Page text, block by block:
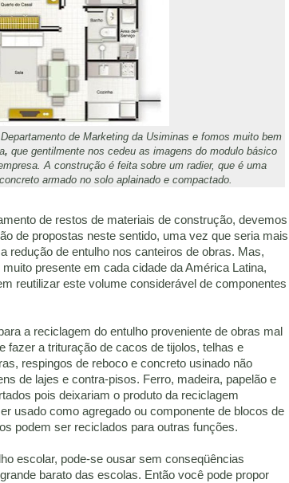
de Marketing da Usiminas e fomos muito bem
, que gentilmente nos cedeu as imagens do modulo básico
A construção é feita sobre um radier, que é uma
armado no solo aplainado e compactado.
de restos de materiais de construção, devemos
de propostas neste sentido, uma vez que seria mais
redução de entulho nos canteiros de obras. Mas,
presente em cada cidade da América Latina,
reutilizar este volume considerável de componentes
a reciclagem do entulho proveniente de obras mal
fazer a trituração de cacos de tijolos, telhas e
respingos de reboco e concreto usinado não
de lajes e contra-pisos. Ferro, madeira, papelão e
pois deixariam o produto da reciclagem
usado como agregado ou componente de blocos de
podem ser reciclados para outras funções.
escolar, pode-se ousar sem conseqüências
barato das escolas. Então você pode propor